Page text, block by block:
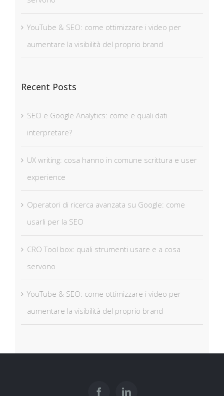
servono
YouTube & SEO: come ottimizzare i video per
aumentare la visibilità del proprio brand
Recent Posts
SEO e Google Analytics: come e quali dati
interpretare?
UX writing: cosa hanno in comune scrittura e user
experience
Operatori di ricerca avanzata su Google: come
usarli per la SEO
CRO Tool box: quali strumenti usare e a cosa
servono
YouTube & SEO: come ottimizzare i video per
aumentare la visibilità del proprio brand